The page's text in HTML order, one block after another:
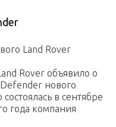
Land Rover
Rover объявило о
нового
в сентябре
года компания